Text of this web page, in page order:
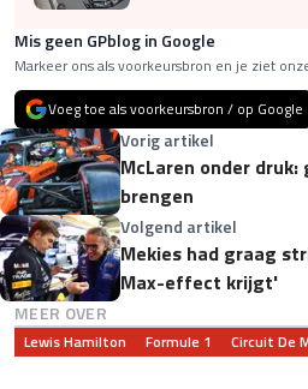
Mis geen GPblog in Google
Markeer ons als voorkeursbron en je ziet
Voeg toe als voorkeursbron / op Google
Vorig artikel
McLaren onder
brengen
Volgend artikel
Mekies had graag
Max-effect krijgt'
MEER OVER
Lewis Hamilton Formule 1 Circuit De